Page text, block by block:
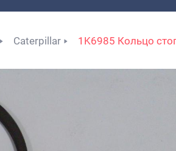
Caterpillar 1K6985 Кольцо